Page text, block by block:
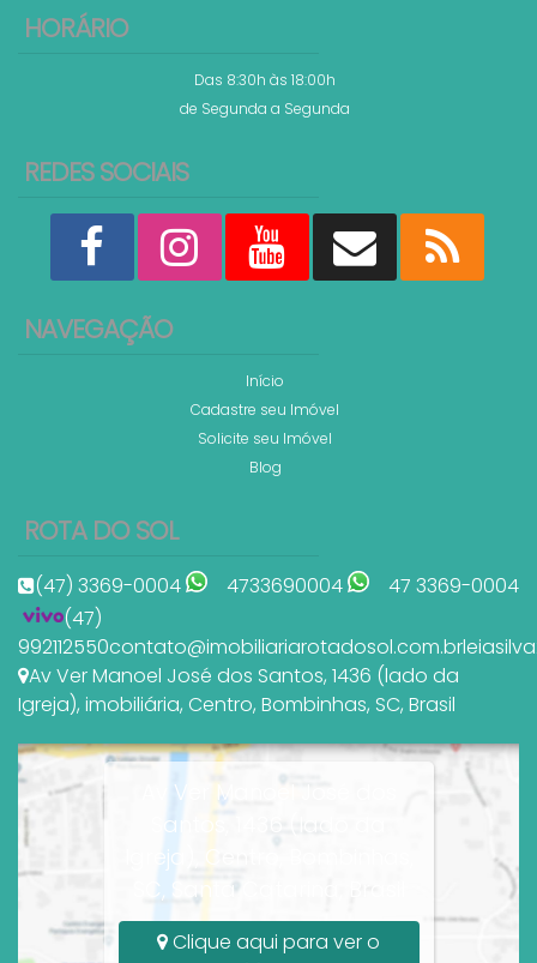
HORÁRIO
Das 8:30h às 18:00h
de Segunda a Segunda
REDES SOCIAIS
NAVEGAÇÃO
Início
Cadastre seu Imóvel
Solicite seu Imóvel
Blog
ROTA DO SOL
(47) 3369-0004 4733690004
47 3369-0004
(47)
992112550contato@imobiliariarotadosol.com.br
Av Ver Manoel José dos Santos, 1436 (lado da
Igreja), imobiliária, Centro, Bombinhas, SC, Brasil
Av Ver Manoel José dos
Santos, 1436 (lado da
Igreja), Centro, Bombinhas,
SC, Santa Catarina, Brasil
Clique aqui para ver o